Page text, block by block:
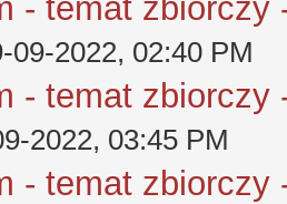
- temat zbiorczy
09-2022, 02:40 PM
- temat zbiorczy
2022, 03:45 PM
- temat zbiorczy